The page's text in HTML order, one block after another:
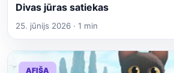
Divas jūras satiekas
25. jūnijs 2026 · 1 min
AFIŠA